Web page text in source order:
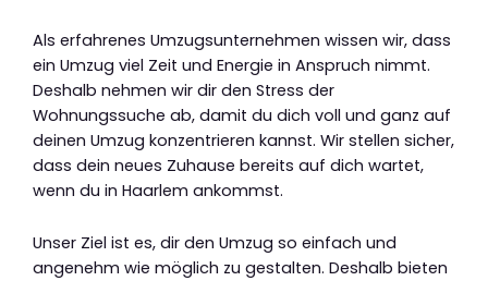
Als erfahrenes Umzugsunternehmen wissen wir, dass
ein Umzug viel Zeit und Energie in Anspruch nimmt.
Deshalb nehmen wir dir den Stress der
Wohnungssuche ab, damit du dich voll und ganz auf
deinen Umzug konzentrieren kannst. Wir stellen sicher,
dass dein neues Zuhause bereits auf dich wartet,
wenn du in Haarlem ankommst.
Unser Ziel ist es, dir den Umzug so einfach und
angenehm wie möglich zu gestalten. Deshalb bieten